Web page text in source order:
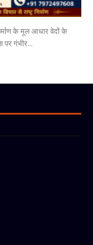
के मूल आधार वेदों के
पर गंभीर...